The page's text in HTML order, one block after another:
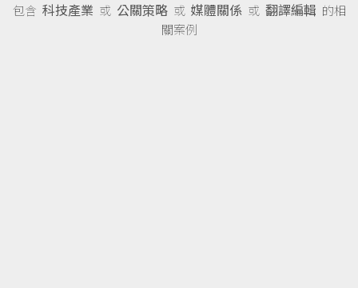
包含 科技產業 或 公關策略 或 媒體關係 或 翻譯編輯 的相
關案例